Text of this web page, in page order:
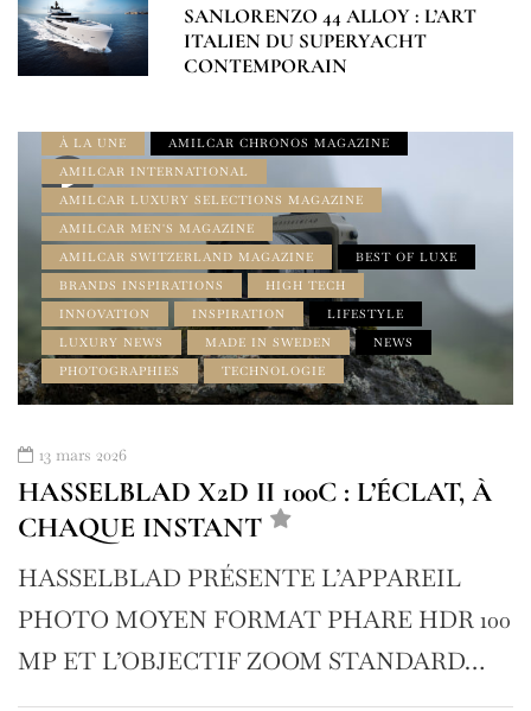
SANLORENZO 44 ALLOY : L’ART
ITALIEN DU SUPERYACHT
CONTEMPORAIN
À LA UNE
AMILCAR CHRONOS MAGAZINE
AMILCAR INTERNATIONAL
AMILCAR LUXURY SELECTIONS MAGAZINE
AMILCAR MEN'S MAGAZINE
AMILCAR SWITZERLAND MAGAZINE
BEST OF LUXE
BRANDS INSPIRATIONS
HIGH TECH
INNOVATION
INSPIRATION
LIFESTYLE
LUXURY NEWS
MADE IN SWEDEN
NEWS
PHOTOGRAPHIES
TECHNOLOGIE
13 mars 2026
HASSELBLAD X2D II 100C : L’ÉCLAT, À
CHAQUE INSTANT
HASSELBLAD PRÉSENTE L’APPAREIL
PHOTO MOYEN FORMAT PHARE HDR 100
MP ET L’OBJECTIF ZOOM STANDARD…